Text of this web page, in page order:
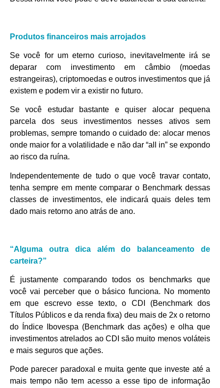
Produtos financeiros mais arrojados
Se você for um eterno curioso, inevitavelmente irá se
deparar com investimento em câmbio (moedas
estrangeiras), criptomoedas e outros investimentos que já
existem e podem vir a existir no futuro.
Se você estudar bastante e quiser alocar pequena
parcela dos seus investimentos nesses ativos sem
problemas, sempre tomando o cuidado de: alocar menos
onde maior for a volatilidade e não dar “all in” se expondo
ao risco da ruína.
Independentemente de tudo o que você travar contato,
tenha sempre em mente comparar o Benchmark dessas
classes de investimentos, ele indicará quais deles tem
dado mais retorno ano atrás de ano.
“Alguma outra dica além do balanceamento de
carteira?”
É justamente comparando todos os benchmarks que
você vai perceber que o básico funciona. No momento
em que escrevo esse texto, o CDI (Benchmark dos
Títulos Públicos e da renda fixa) deu mais de 2x o retorno
do Índice Ibovespa (Benchmark das ações) e olha que
investimentos atrelados ao CDI são muito menos voláteis
e mais seguros que ações.
Pode parecer paradoxal e muita gente que investe até a
mais tempo não tem acesso a esse tipo de informação